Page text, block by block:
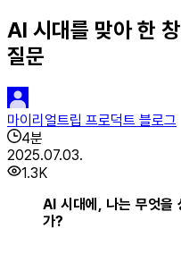
AI 시대를 맞아 한
질문
마이리얼트립 프로덕트 블로그
4분
2025.07.03.
1.3K
AI 시대에, 나는 무엇을
가?